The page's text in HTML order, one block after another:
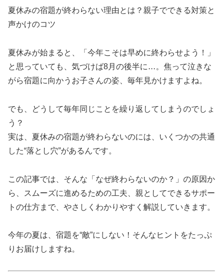
夏休みの宿題が終わらない理由とは？親子でできる対策と
声かけのコツ
夏休みが始まると、「今年こそは早めに終わらせよう！」
と思っていても、気づけば8月の後半に…。焦って泣きな
がら宿題に向かうお子さんの姿、毎年見かけますよね。
でも、どうして毎年同じことを繰り返してしまうのでしょ
う？
実は、夏休みの宿題が終わらないのには、いくつかの共通
した“落とし穴”があるんです。
この記事では、そんな「なぜ終わらないのか？」の原因か
ら、スムーズに進めるための工夫、親としてできるサポー
トの仕方まで、やさしくわかりやすく解説していきます。
今年の夏は、宿題を“敵”にしない！そんなヒントをたっぷ
りお届けしますね。